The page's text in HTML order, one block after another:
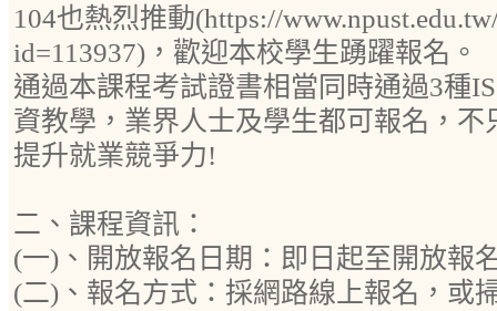
104也熱烈推動(https://
id=113937)，歡迎本校學生踴躍報名。
通過本課程考試證書相當同時通過3種
資教學，業界人士及學生都可報名，
提升就業競爭力!
二、課程資訊：
(一)、開放報名日期：即日起至開放報
(二)、報名方式：採網路線上報名，或